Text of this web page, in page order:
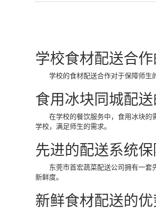
学校食材配送合
学校的食材配送合作对于保障师生的
食用冰块同城配
在学校的餐饮服务中，食用冰块的需
学校，满足师生的需求。
先进的配送系统保
东莞市首宏蔬菜配送公司拥有一套先
新鲜度。
新鲜食材配送的优